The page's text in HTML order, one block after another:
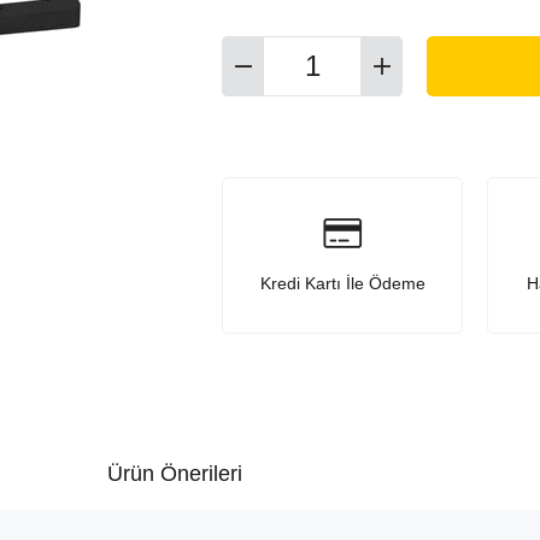
Kredi Kartı İle Ödeme
Ürün Önerileri